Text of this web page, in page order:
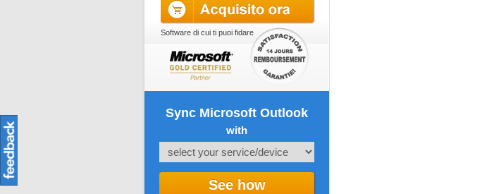
Software di cui ti puoi fidare
Sync Microsoft Outlook
with
See how